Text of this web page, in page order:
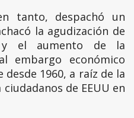
tanto, despachó un
la agudización de
y el aumento de la
embargo económico
1960, a raíz de la
de EEUU en